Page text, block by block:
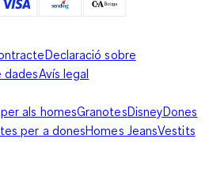
Declaració sobre
dadesAvís legal
als homesGranotesDisneyDones
per a donesHomes JeansVestits